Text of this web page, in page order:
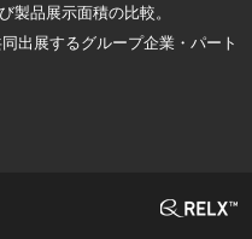
品展示面積の比較。
出展するグループ企業・パート